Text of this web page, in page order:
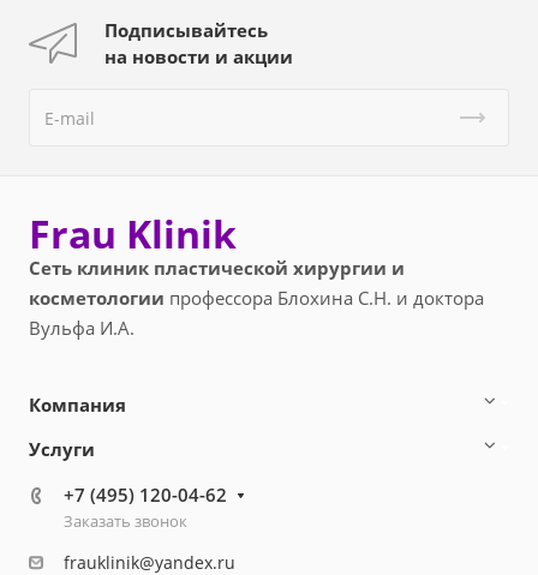
Подписывайтесь
на новости и акции
Frau Klinik
Сеть клиник пластической хирургии и
косметологии профессора Блохина С.Н. и доктора
Вульфа И.А.
Компания
Услуги
+7 (495) 120-04-62
Заказать звонок
frauklinik@yandex.ru